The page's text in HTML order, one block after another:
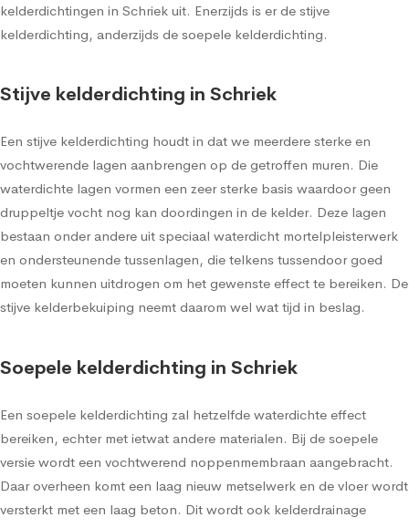
kelderdichtingen in Schriek uit. Enerzijds is er de stijve
kelderdichting, anderzijds de soepele kelderdichting.
Stijve kelderdichting in Schriek
Een stijve kelderdichting houdt in dat we meerdere sterke en
vochtwerende lagen aanbrengen op de getroffen muren. Die
waterdichte lagen vormen een zeer sterke basis waardoor geen
druppeltje vocht nog kan doordingen in de kelder. Deze lagen
bestaan onder andere uit speciaal waterdicht mortelpleisterwerk
en ondersteunende tussenlagen, die telkens tussendoor goed
moeten kunnen uitdrogen om het gewenste effect te bereiken. De
stijve kelderbekuiping neemt daarom wel wat tijd in beslag.
Soepele kelderdichting in Schriek
Een soepele kelderdichting zal hetzelfde waterdichte effect
bereiken, echter met ietwat andere materialen. Bij de soepele
versie wordt een vochtwerend noppenmembraan aangebracht.
Daar overheen komt een laag nieuw metselwerk en de vloer wordt
versterkt met een laag beton. Dit wordt ook kelderdrainage